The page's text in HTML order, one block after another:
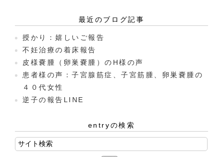
最近のブログ記事
授かり：嬉しいご報告
不妊治療の着床報告
皮様嚢腫（卵巣嚢腫）のH様の声
患者様の声：子宮腺筋症、子宮筋腫、卵巣嚢腫の
４０代女性
逆子の報告LINE
entryの検索